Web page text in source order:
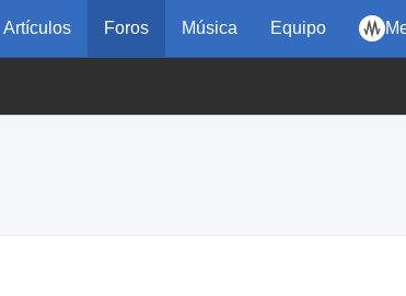
Artículos Foros Música Equipo